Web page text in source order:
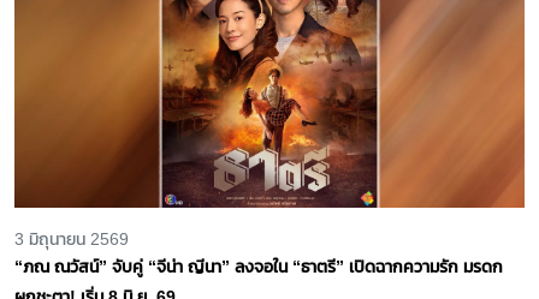
3 มิถุนายน 2569
“ภณ ณวัสน์” จับคู่ “จีน่า ญีนา” ลงจอใน “ธาตรี” เปิดฉากความรัก มรดก